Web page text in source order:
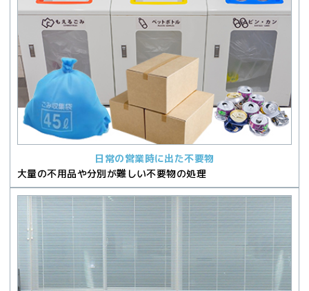
日常の営業時に出た不要物
大量の不用品や分別が難しい不要物の処理